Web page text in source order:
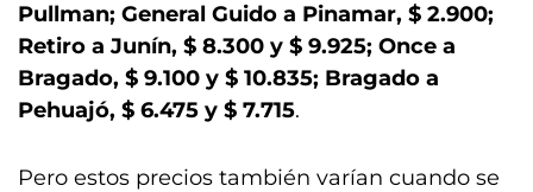
Pullman; General Guido a Pinamar, $ 2.900;
Retiro a Junín, $ 8.300 y $ 9.925; Once a
Bragado, $ 9.100 y $ 10.835; Bragado a
Pehuajó, $ 6.475 y $ 7.715.
Pero estos precios también varían cuando se